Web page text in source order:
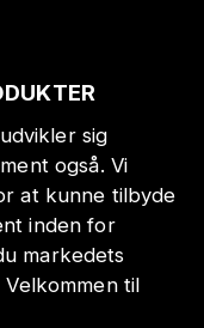
sig
også. Vi
at kunne tilbyde
inden for
markedets
til